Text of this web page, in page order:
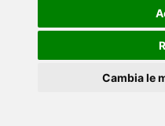
Cambia le